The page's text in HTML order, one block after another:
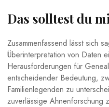
Das solltest du
Zusammenfassend lässt sich
Überinterpretation von Daten
Herausforderungen für
entscheidender Bedeutung,
Familienlegenden zu
zuverlässige Ahnenforschung